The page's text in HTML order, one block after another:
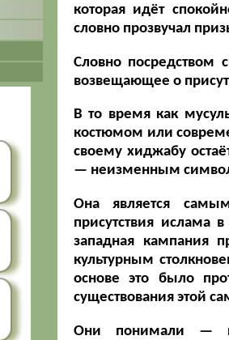
которая идёт
словно прозвучал
Словно посредством
возвещающее о
В то время как
костюмом или
своему хиджабу
— неизменным
Она является
присутствия ислама
западная кампания
культурным
основе это было
существования этой
Они понимали —